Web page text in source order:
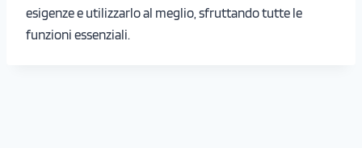
esigenze e utilizzarlo al meglio, sfruttando tutte le
funzioni essenziali.